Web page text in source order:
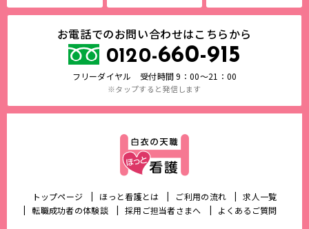
お電話でのお問い合わせはこちらから
0120-660-915
フリーダイヤル 受付時間 9：00～21：00
※タップすると発信します
トップページ ほっと看護とは ご利用の流れ
求人一覧
転職成功者の体験談
採用ご担当者さまへ よくあるご質問